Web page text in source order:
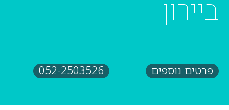
ביירון
פרטים נוספים 052-2503526